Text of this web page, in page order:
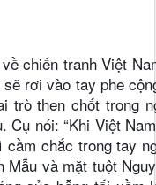
chiến tranh Việt
rơi vào tay phe
trò then chốt trong
Cụ nói: “Khi Việt
cầm chắc trong tay
và mặt tuột